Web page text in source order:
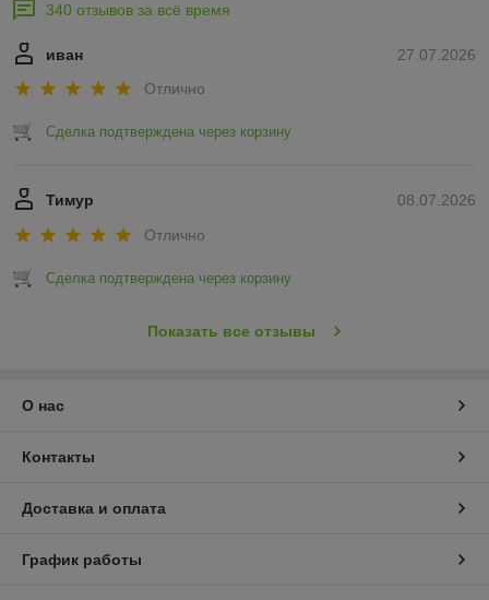
340 отзывов за всё время
27.07.2026
иван
Отлично
Сделка подтверждена через корзину
08.07.2026
Тимур
Отлично
Сделка подтверждена через корзину
Показать все отзывы
О нас
Контакты
Доставка и оплата
График работы